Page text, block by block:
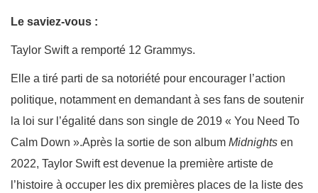
Le saviez-vous :
Taylor Swift a remporté 12 Grammys.
Elle a tiré parti de sa notoriété pour encourager l’action
politique, notamment en demandant à ses fans de soutenir
la loi sur l’égalité dans son single de 2019 « You Need To
Calm Down ».Après la sortie de son album Midnights en
2022, Taylor Swift est devenue la première artiste de
l’histoire à occuper les dix premières places de la liste des